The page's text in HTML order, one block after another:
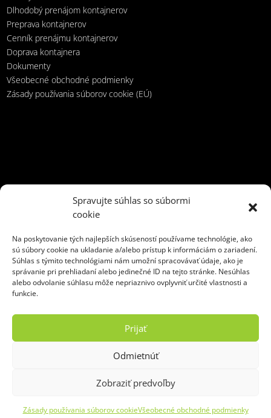
Spravujte súhlas so súbormi
cookie
Na poskytovanie tých najlepších skúseností používame technológie, ako
sú súbory cookie na ukladanie a/alebo prístup k informáciám o zariadení.
Súhlas s týmito technológiami nám umožní spracovávať údaje, ako je
správanie pri prehliadaní alebo jedinečné ID na tejto stránke. Nesúhlas
alebo odvolanie súhlasu môže nepriaznivo ovplyvniť určité vlastnosti a
funkcie.
Prijať
Odmietnúť
Zobraziť predvoľby
Zásady používania súborov cookieVšeobecné obchodné podmienky
Dlhodobý prenájom kontajnerov
Preprava kontajnerov
Cenník prenájmu kontajnerov
Doprava kontajnera
Dokumenty
Všeobecné obchodné podmienky
Zásady používania súborov cookie (EÚ)
naťahovák
triedenie odpadu
uzamykateľný veľkoobjemový
010 01 Žilina
kontajnery@baulogic.sk
Copyright © 2020 - 2026 Ekoslužby Žilina, s. r. o.